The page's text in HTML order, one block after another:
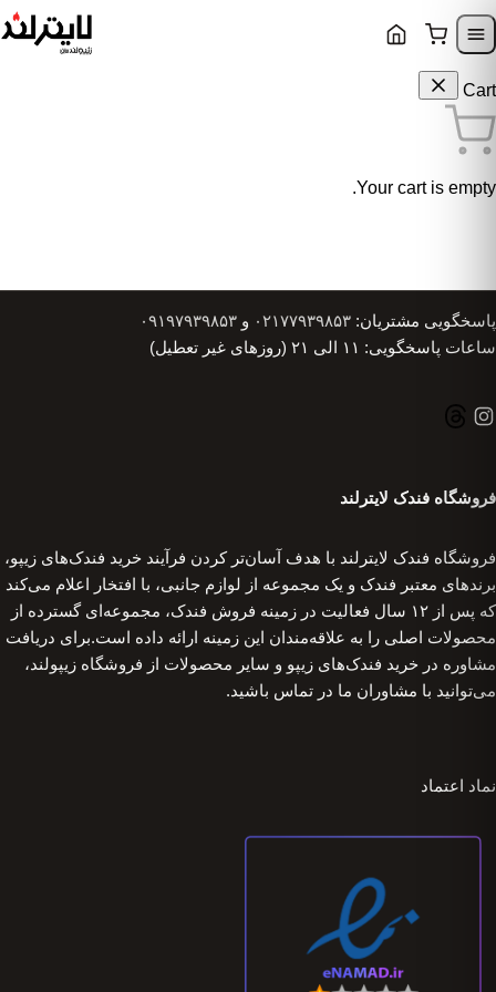
Skip to navigation
Cart
Your cart is empty.
پاسخگویی مشتریان: ۰۲۱۷۷۹۳۹۸۵۳ و ۰۹۱۹۷۹۳۹۸۵۳
ساعات پاسخگویی: ۱۱ الی ۲۱ (روزهای غیر تعطیل)
فروشگاه فندک لایترلند
فروشگاه فندک لایترلند با هدف آسان‌تر کردن فرآیند خرید فندک‌های زیپو،
برندهای معتبر فندک و یک مجموعه از لوازم جانبی، با افتخار اعلام می‌کند
که پس از ۱۲ سال فعالیت در زمینه فروش فندک، مجموعه‌ای گسترده از
محصولات اصلی را به علاقه‌مندان این زمینه ارائه داده است.برای دریافت
مشاوره در خرید فندک‌های زیپو و سایر محصولات از فروشگاه زیپولند،
می‌توانید با مشاوران ما در تماس باشید.
نماد اعتماد